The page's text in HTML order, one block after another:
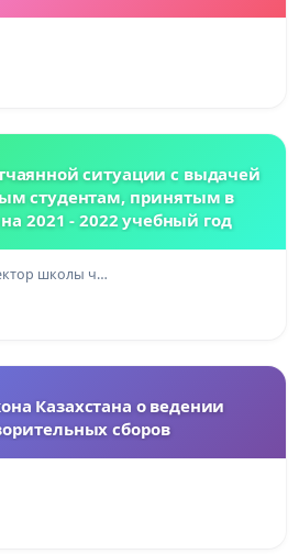
ситуации с выдачей
студентам, принятым в
2021 - 2022 учебный год
школы ч…
Казахстана о ведении
сборов